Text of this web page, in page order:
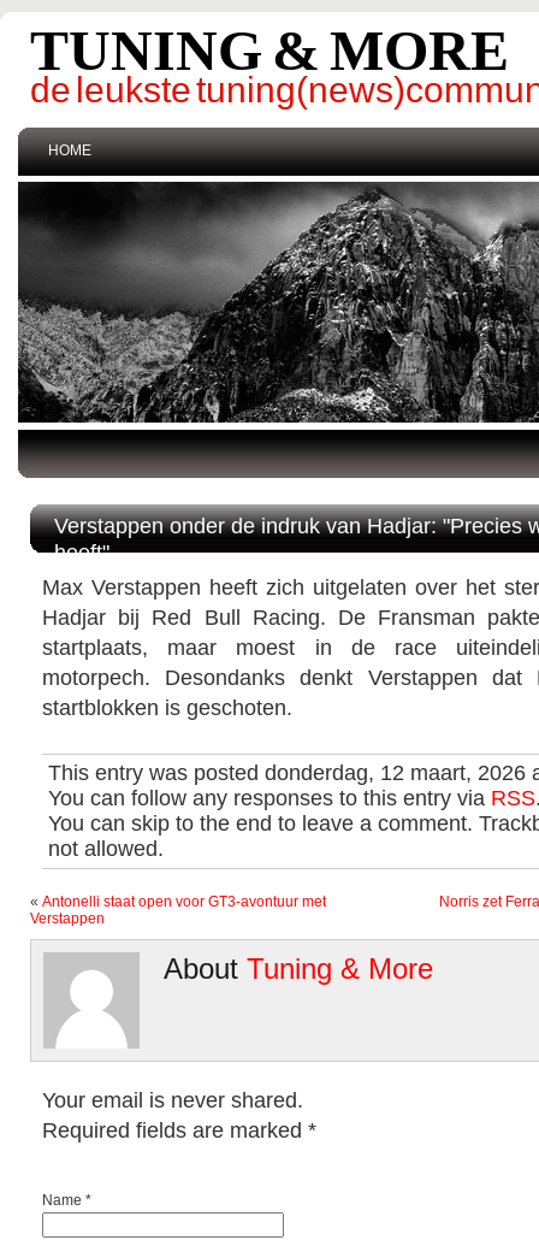
TUNING & MORE
de leukste
HOME
Verstappen onder de indruk van Hadjar: "Precies
heeft"
Max Verstappen heeft zich uitgelaten over het
Hadjar bij Red Bull Racing. De Fransman
startplaats, maar moest in de race
motorpech. Desondanks denkt Verstappen
startblokken is geschoten.
This entry was posted donderdag, 12 maart, 2026
You can follow any responses to this entry via RSS
You can skip to the end to leave a comment.
not allowed.
« Antonelli staat open voor GT3-avontuur met
Verstappen
Norris zet
About Tuning & More
Your email is never shared.
Required fields are marked *
Name *